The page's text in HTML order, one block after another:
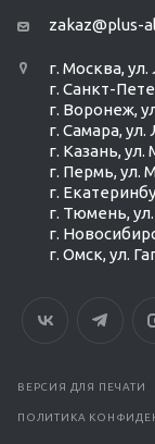
zakaz@plus-
г. Москва,
г. Санкт-
г. Воронеж,
г. Самара, ул.
г. Казань, ул.
г. Пермь, ул.
г.
г. Тюмень,
г.
г. Омск, ул.
ВЕРСИЯ ДЛЯ ПЕЧАТИ
ПОЛИТИКА